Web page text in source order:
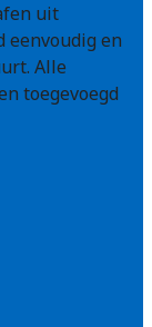
uit
eenvoudig en
Alle
toegevoegd